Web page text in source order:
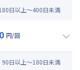
日以上～400日未満
円/回
90日以上～180日未満